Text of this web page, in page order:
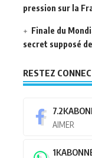
pression sur la
Finale du
secret supposé
RESTEZ
7.2K
AIMER
1K